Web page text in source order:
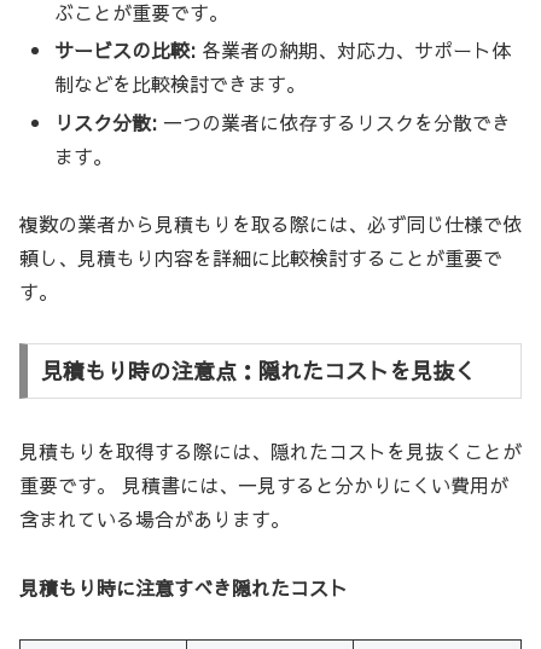
ぶことが重要です。
サービスの比較: 各業者の納期、対応力、サポート体
制などを比較検討できます。
リスク分散: 一つの業者に依存するリスクを分散でき
ます。
複数の業者から見積もりを取る際には、必ず同じ仕様で依
頼し、見積もり内容を詳細に比較検討することが重要で
す。
見積もり時の注意点：隠れたコストを見抜く
見積もりを取得する際には、隠れたコストを見抜くことが
重要です。 見積書には、一見すると分かりにくい費用が
含まれている場合があります。
見積もり時に注意すべき隠れたコスト